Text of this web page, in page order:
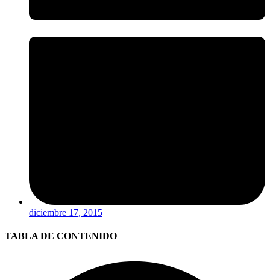
diciembre 17, 2015
TABLA DE CONTENIDO